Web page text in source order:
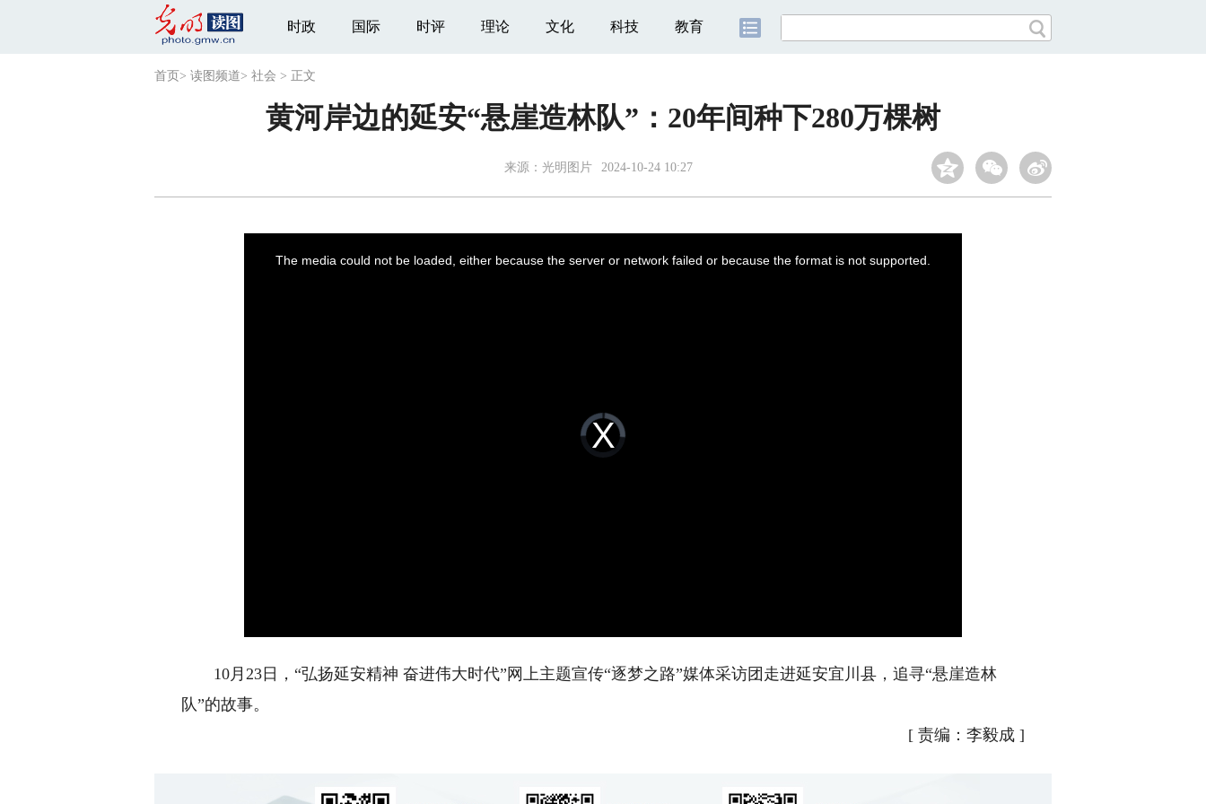
时政 国际 时评 理论 文化 科技 教育
首页 > 读图频道> 社会 > 正文
黄河岸边的延安“悬崖造林队”：20年间种下280万棵树
来源： 光明图片 2024-10-24 10:27
Video
Player
loading.
The media could not be loaded, either because the server or network failed or because the format is not supported.
10月23日，“弘扬延安精神 奋进伟大时代”网上主题宣传“逐梦之路”媒体采访团走进延安宜川县，追寻“悬崖造林
队”的故事。
[ 责编：李毅成 ]